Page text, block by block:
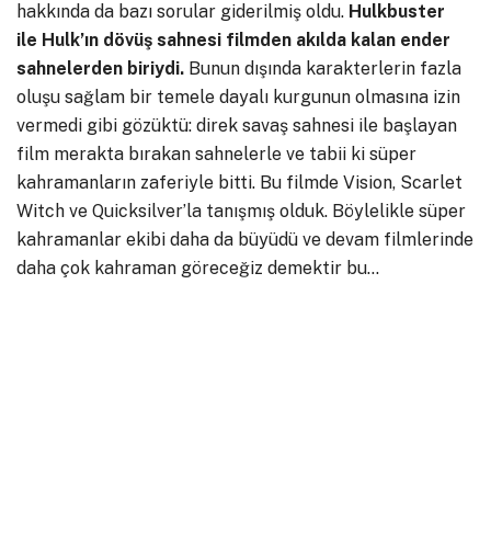
hakkında da bazı sorular giderilmiş oldu. Hulkbuster
ile Hulk’ın dövüş sahnesi filmden akılda kalan ender
sahnelerden biriydi. Bunun dışında karakterlerin fazla
oluşu sağlam bir temele dayalı kurgunun olmasına izin
vermedi gibi gözüktü: direk savaş sahnesi ile başlayan
film merakta bırakan sahnelerle ve tabii ki süper
kahramanların zaferiyle bitti. Bu filmde Vision, Scarlet
Witch ve Quicksilver’la tanışmış olduk. Böylelikle süper
kahramanlar ekibi daha da büyüdü ve devam filmlerinde
daha çok kahraman göreceğiz demektir bu…